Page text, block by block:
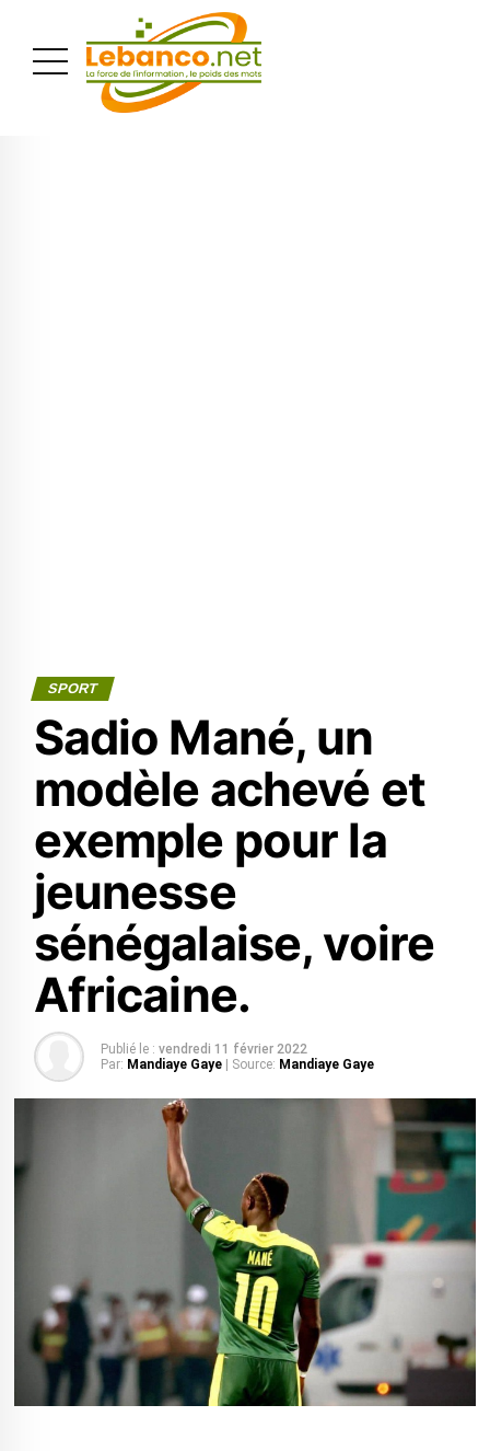
SPORT
Sadio Mané, un
modèle achevé et
exemple pour la
jeunesse
sénégalaise, voire
Africaine.
Publié le : vendredi 11 février 2022
Par: Mandiaye Gaye | Source: Mandiaye Gaye